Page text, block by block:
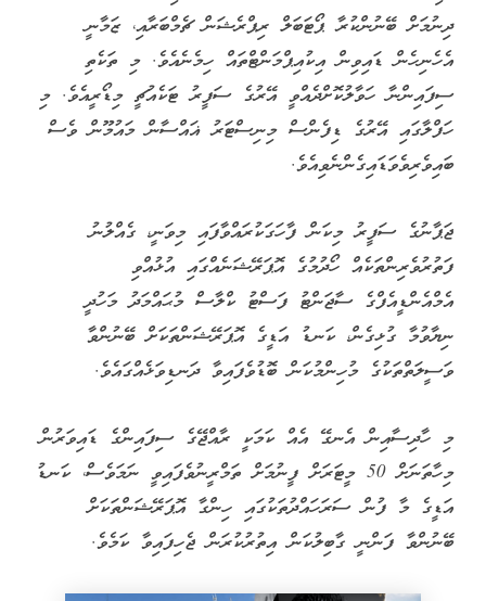
ދިނުމަށް ބޭނުންކުރާ ޕޯޓަބަލް ރިޕްރެޝަން ޗެމްބަރާއި، ޒަމާނީ
އެހެނިހެން ޑައިވިން އިކުއިޕްމަންޓްތައް ހިމެނެއެވެ. މި ތަކެތި
ސިފައިންނާ ހަވާލުކޮށްދެއްވީ އޭރުގެ ސަފީރު ޓަކެއުޗީ މިޑޯރީއެވެ. މި
ހަފްލާގައި އޭރުގެ ޑިފެންސް މިނިސްޓަރު ޣައްސާން މައުމޫން ވެސް
ބައިވެރިވެވަޑައިގެންނެވިއެވެ.
ޖަޕާނުގެ ސަފީރު މިކަން ފާހަގަކުރައްވާފައި މިވަނީ، ގެއްލުނު
ފަތުރުވެރިންތަކެއް ހޯދުމުގެ އޮޕަރޭޝަނެއްގައި އުޅުއްވި
އެމްއެންޑީއެފްގެ ސާޖަންޓު ފަސްޓު ކްލާސް މުޙައްމަދު މަހުދީ
ނިޔާވުމާ ގުޅިގެން، ކަނޑު އަޑީގެ އޮޕަރޭޝަންތަކަށް ބޭނުންވާ
ވަސީލަތްތަކުގެ މުހިންމުކަން ބޮޑުވެފައިވާ ދަނޑިވަޅެއްގައެވެ.
މި ހާދިސާއިން އެނގޭ އެއް ކަމަކީ ރާއްޖޭގެ ސިފައިންގެ ޑައިވަރުން
މިހާތަނަށް 50 މީޓަރަށް ފީނުމަށް ތަމްރީނުވެފައިވީ ނަމަވެސް، ކަނޑު
އަޑީގެ މާ ފުން ސަރަހައްދުތަކުގައި ހިންގާ އޮޕަރޭޝަންތަކަށް
ބޭނުންވާ ފަންނީ ގާބިލުކަން އިތުރުކުރަން ޖެހިފައިވާ ކަމެވެ.